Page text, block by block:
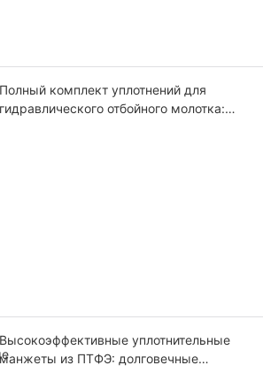
Полный комплект уплотнений для
гидравлического отбойного молотка:
Высокоэффективные уплотнительные
манжеты из ПТФЭ: долговечные